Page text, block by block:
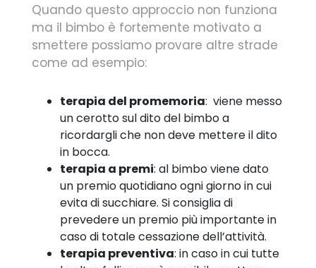
Quando questo approccio non funziona
ma il bimbo è fortemente motivato a
smettere possiamo provare altre strade
come ad esempio:
terapia del promemoria: viene messo
un cerotto sul dito del bimbo a
ricordargli che non deve mettere il dito
in bocca.
terapia a premi: al bimbo viene dato
un premio quotidiano ogni giorno in cui
evita di succhiare. Si consiglia di
prevedere un premio più importante in
caso di totale cessazione dell’attività.
terapia preventiva: in caso in cui tutte